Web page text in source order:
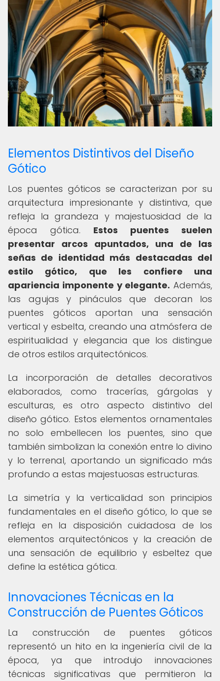
Elementos Distintivos del Diseño
Gótico
Los puentes góticos se caracterizan por su
arquitectura impresionante y distintiva, que
refleja la grandeza y majestuosidad de la
época gótica. Estos puentes suelen
presentar arcos apuntados, una de las
señas de identidad más destacadas del
estilo gótico, que les confiere una
apariencia imponente y elegante. Además,
las agujas y pináculos que decoran los
puentes góticos aportan una sensación
vertical y esbelta, creando una atmósfera de
espiritualidad y elegancia que los distingue
de otros estilos arquitectónicos.
La incorporación de detalles decorativos
elaborados, como tracerías, gárgolas y
esculturas, es otro aspecto distintivo del
diseño gótico. Estos elementos ornamentales
no solo embellecen los puentes, sino que
también simbolizan la conexión entre lo divino
y lo terrenal, aportando un significado más
profundo a estas majestuosas estructuras.
La simetría y la verticalidad son principios
fundamentales en el diseño gótico, lo que se
refleja en la disposición cuidadosa de los
elementos arquitectónicos y la creación de
una sensación de equilibrio y esbeltez que
define la estética gótica.
Innovaciones Técnicas en la
Construcción de Puentes Góticos
La construcción de puentes góticos
representó un hito en la ingeniería civil de la
época, ya que introdujo innovaciones
técnicas significativas que permitieron la